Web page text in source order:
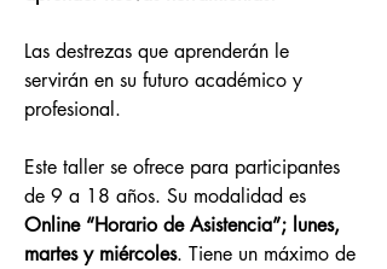
Las destrezas que aprenderán le
servirán en su futuro académico y
profesional.
Este taller se ofrece para participantes
de 9 a 18 años. Su modalidad es
Online “Horario de Asistencia”; lunes,
martes y miércoles. Tiene un máximo de